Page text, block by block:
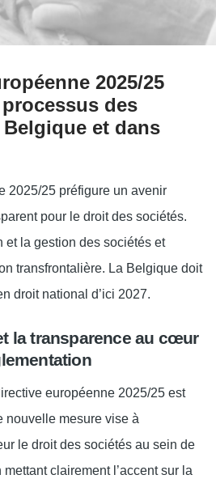
2025/25
des
et dans
2025/25 préfigure un avenir
pour le droit des sociétés.
et la gestion des sociétés et
transfrontalière. La Belgique doit
droit national d’ici 2027.
la transparence au cœur
européenne 2025/25 est
nouvelle mesure vise à
le droit des sociétés au sein de
mettant clairement l’accent sur la